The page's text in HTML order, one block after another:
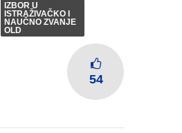
IZBOR U
ISTRAŽIVAČKO I
NAUČNO ZVANJE
OLD
54